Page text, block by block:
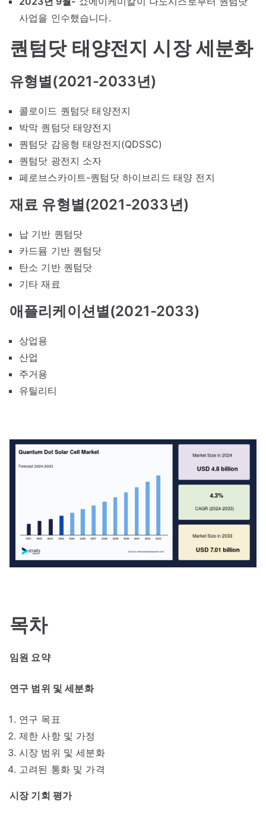
사업을 인수했습니다.
퀀텀닷 태양전지 시장 세분화
유형별(2021-2033년)
콜로이드 퀀텀닷 태양전지
박막 퀀텀닷 태양전지
퀀텀닷 감응형 태양전지(QDSSC)
퀀텀닷 광전지 소자
페로브스카이트-퀀텀닷 하이브리드 태양 전지
재료 유형별(2021-2033년)
납 기반 퀀텀닷
카드뮴 기반 퀀텀닷
탄소 기반 퀀텀닷
기타 재료
애플리케이션별(2021-2033)
상업용
산업
주거용
유틸리티
목차
임원 요약
연구 범위 및 세분화
연구 목표
제한 사항 및 가정
시장 범위 및 세분화
고려된 통화 및 가격
시장 기회 평가